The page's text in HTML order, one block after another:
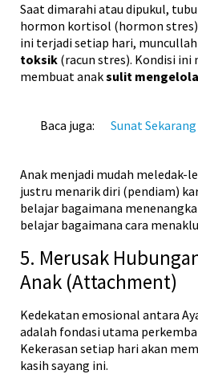
Saat dimarahi atau dipukul,
hormon kortisol (hormon
ini terjadi setiap hari,
toksik (racun stres). Kondisi ini
membuat anaksulit
Baca juga: Sunat
Anak menjadi mudah meledak-
justru menarik diri (pendiam)
belajar bagaimana
belajar bagaimana cara
5. Merusak
Anak (Attachment)
Kedekatan emosional antara
adalah fondasi utama
Kekerasan setiap hari akan
kasih sayang ini.